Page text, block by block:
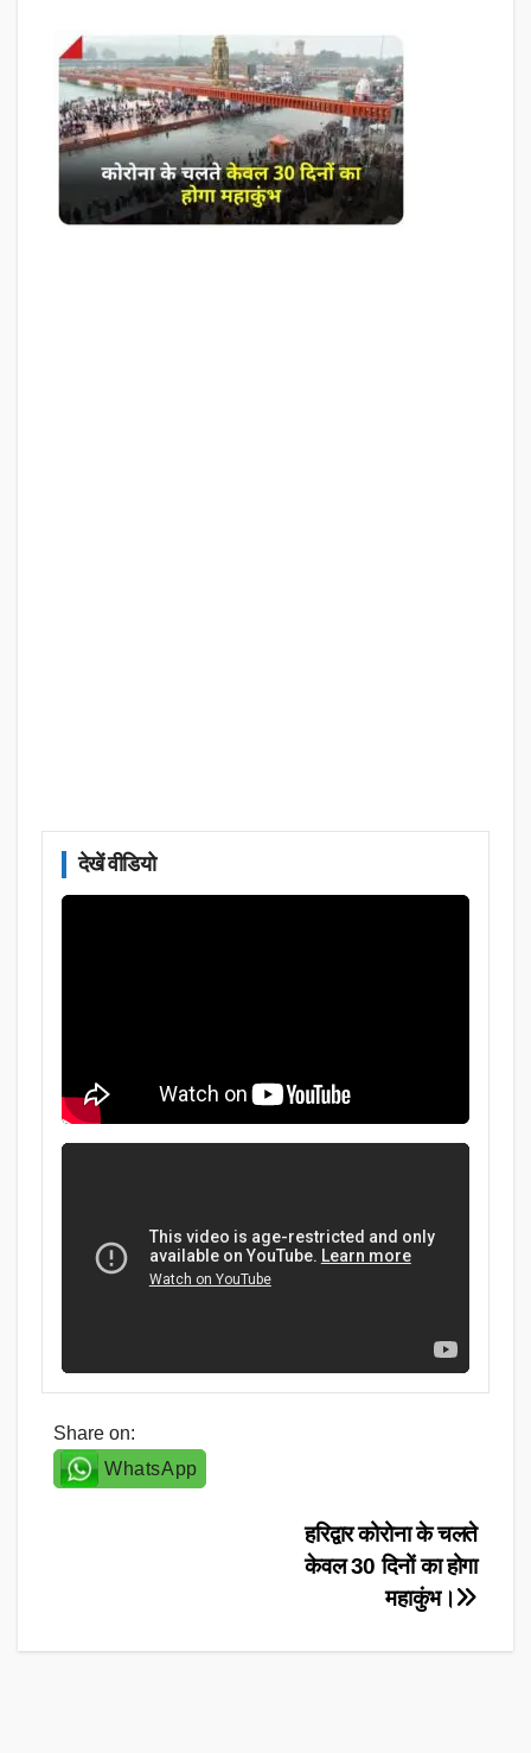
देखें वीडियो
Share on:
WhatsApp
हरिद्वार कोरोना के चलते
केवल 30 दिनों का होगा
महाकुंभ।